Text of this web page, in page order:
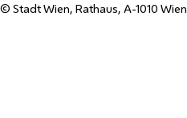
© Stadt Wien, Rathaus, A-1010 Wien